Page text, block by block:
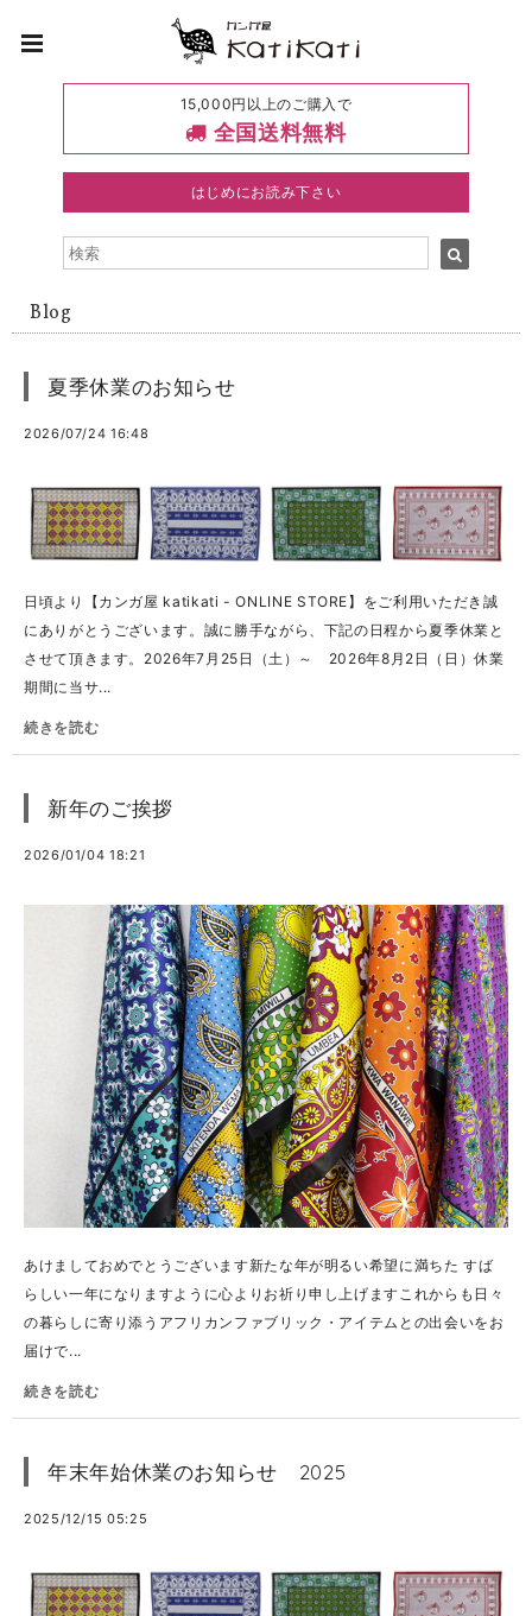
15,000円以上のご購入で
全国送料無料
はじめにお読み下さい
Blog
夏季休業のお知らせ
2026/07/24 16:48
日頃より【カンガ屋 katikati - ONLINE STORE】をご利用いただき誠
にありがとうございます。誠に勝手ながら、下記の日程から夏季休業と
させて頂きます。2026年7月25日（土）～ 2026年8月2日（日）休業
期間に当サ...
続きを読む
新年のご挨拶
2026/01/04 18:21
あけましておめでとうございます新たな年が明るい希望に満ちた すば
らしい一年になりますように心よりお祈り申し上げますこれからも日々
の暮らしに寄り添うアフリカンファブリック・アイテムとの出会いをお
届けで...
続きを読む
年末年始休業のお知らせ 2025
2025/12/15 05:25